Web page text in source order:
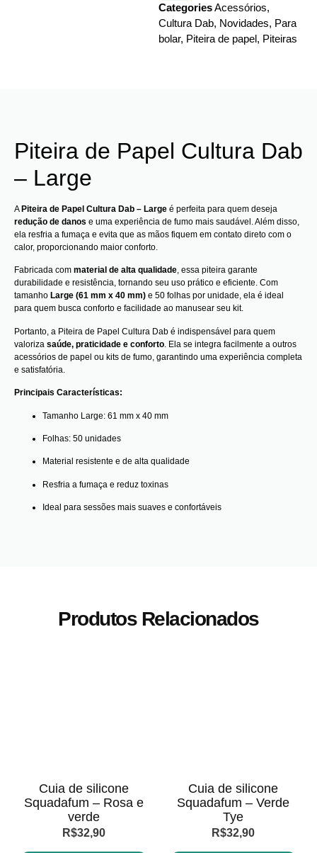
CategoriesAcessórios,
Cultura Dab, Novidades, Para
bolar, Piteira de papel, Piteiras
Piteira de Papel Cultura Dab
– Large
A Piteira de Papel Cultura Dab – Large é perfeita para quem deseja
redução de danos e uma experiência de fumo mais saudável. Além disso,
ela resfria a fumaça e evita que as mãos fiquem em contato direto com o
calor, proporcionando maior conforto.
Fabricada com material de alta qualidade, essa piteira garante
durabilidade e resistência, tornando seu uso prático e eficiente. Com
tamanho Large (61 mm x 40 mm) e 50 folhas por unidade, ela é ideal
para quem busca conforto e facilidade ao manusear seu kit.
Portanto, a Piteira de Papel Cultura Dab é indispensável para quem
valoriza saúde, praticidade e conforto . Ela se integra facilmente a outros
acessórios de papel ou kits de fumo, garantindo uma experiência completa
e satisfatória.
Principais Características:
Tamanho Large: 61 mm x 40 mm
Folhas: 50 unidades
Material resistente e de alta qualidade
Resfria a fumaça e reduz toxinas
Ideal para sessões mais suaves e confortáveis
Produtos Relacionados
Cuia de silicone
Squadafum – Rosa e
verde
R$32,90
Cuia de silicone
Squadafum – Verde
Tye
R$32,90